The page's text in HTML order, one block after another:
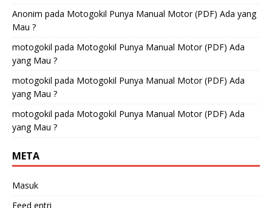
Anonim pada Motogokil Punya Manual Motor (PDF) Ada yang
Mau ?
motogokil pada Motogokil Punya Manual Motor (PDF) Ada
yang Mau ?
motogokil pada Motogokil Punya Manual Motor (PDF) Ada
yang Mau ?
motogokil pada Motogokil Punya Manual Motor (PDF) Ada
yang Mau ?
META
Masuk
Feed entri